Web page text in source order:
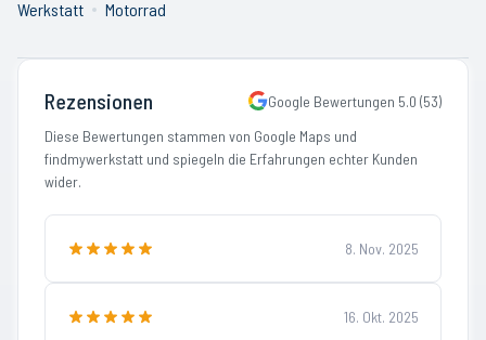
Werkstatt Motorrad
Rezensionen Google Bewertungen 5.0 (53)
Diese Bewertungen stammen von Google Maps und
findmywerkstatt und spiegeln die Erfahrungen echter Kunden
wider.
8. Nov. 2025
16. Okt. 2025